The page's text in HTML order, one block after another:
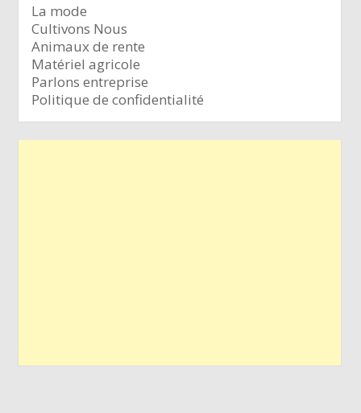
La mode
Cultivons Nous
Animaux de rente
Matériel agricole
Parlons entreprise
Politique de confidentialité